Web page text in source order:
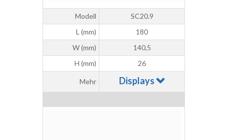
Modell
SC20.9
L (mm)
180
W (mm)
140,5
H (mm)
26
Mehr Displays